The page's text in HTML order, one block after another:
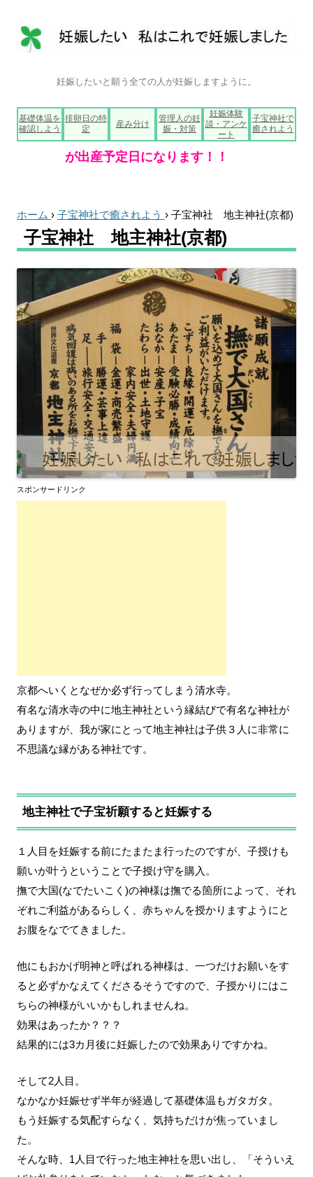
妊娠したいと願う全ての人が妊娠しますように。
コ
ン
テ
ン
ツ
へ
基礎体温を
確認しよう
排卵日の特
定
産み分け
管理人の妊
娠・対策
妊娠体験
談・アンケ
ート
子宝神社で
癒されよう
ホーム › 子宝神社で癒されよう › 子宝神社 地主神社(京都)
子宝神社 地主神社(京都)
スポンサードリンク
京都へいくとなぜか必ず行ってしまう清水寺。
有名な清水寺の中に地主神社という縁結びで有名な神社が
ありますが、我が家にとって地主神社は子供３人に非常に
不思議な縁がある神社です。
地主神社で子宝祈願すると妊娠する
１人目を妊娠する前にたまたま行ったのですが、子授けも
願いが叶うということで子授け守を購入。
撫で大国(なでたいこく)の神様は撫でる箇所によって、それ
ぞれご利益があるらしく、赤ちゃんを授かりますようにと
お腹をなでてきました。
他にもおかげ明神と呼ばれる神様は、一つだけお願いをす
ると必ずかなえてくださるそうですので、子授かりにはこ
ちらの神様がいいかもしれませんね。
効果はあったか？？？
結果的には3カ月後に妊娠したので効果ありですかね。
そして2人目。
なかなか妊娠せず半年が経過して基礎体温もガタガタ。
もう妊娠する気配すらなく、気持ちだけが焦っていまし
た。
そんな時、1人目で行った地主神社を思い出し、「そういえ